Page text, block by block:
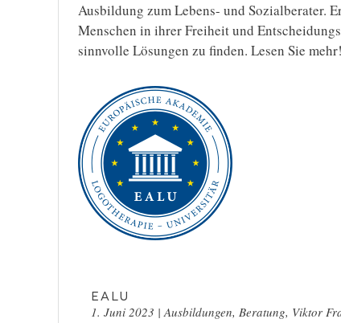
Ausbildung zum Lebens- und Sozialberater.
Menschen in ihrer Freiheit und
sinnvolle Lösungen zu finden. Lesen Sie mehr!
EALU
1. Juni 2023 |Ausbildungen, Beratung, Viktor